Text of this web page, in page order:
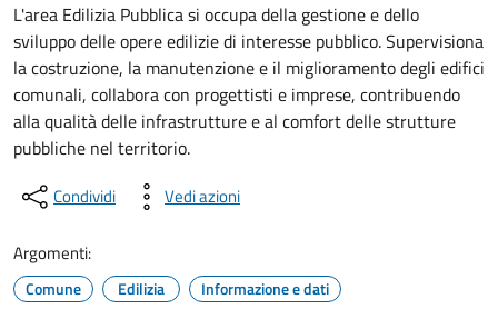
L'area Edilizia Pubblica si occupa della gestione e dello
sviluppo delle opere edilizie di interesse pubblico. Supervisiona
la costruzione, la manutenzione e il miglioramento degli edifici
comunali, collabora con progettisti e imprese, contribuendo
alla qualità delle infrastrutture e al comfort delle strutture
pubbliche nel territorio.
Condividi Vedi azioni
Argomenti:
Comune Edilizia
Informazione e dati